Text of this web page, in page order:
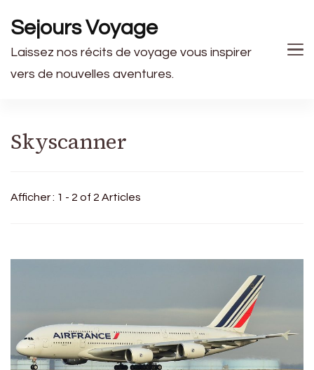
Sejours Voyage
Laissez nos récits de voyage vous inspirer
vers de nouvelles aventures.
Skyscanner
Afficher : 1 - 2 of 2 Articles